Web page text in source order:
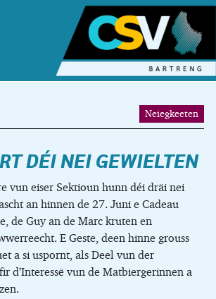
DÉI NEI GEWIELTEN
Neiegkeeten
vun eiser Sektioun hunn déi dräi nei
an hinnen de 27. Juni e Cadeau
de Guy an de Marc kruten en
E Geste, deen hinne grouss
a si uspornt, als Deel vun der
d’Interessë vun de Matbiergerinnen a